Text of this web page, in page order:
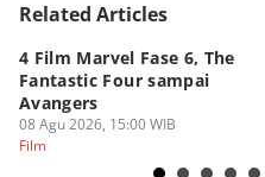
Related Articles
4 Film Marvel Fase 6, The
Fantastic Four sampai
Avangers
08 Agu 2026, 15:00 WIB
Film